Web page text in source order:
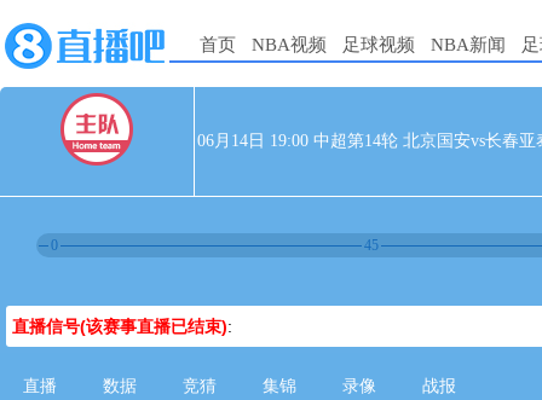
首页 NBA视频 足球视频 NBA新闻
06月14日 19:00 中超第14轮 北京国安vs长春亚
0 45
直播信号(该赛事直播已结束):
直播 数据 竞猜 集锦 录像 战报